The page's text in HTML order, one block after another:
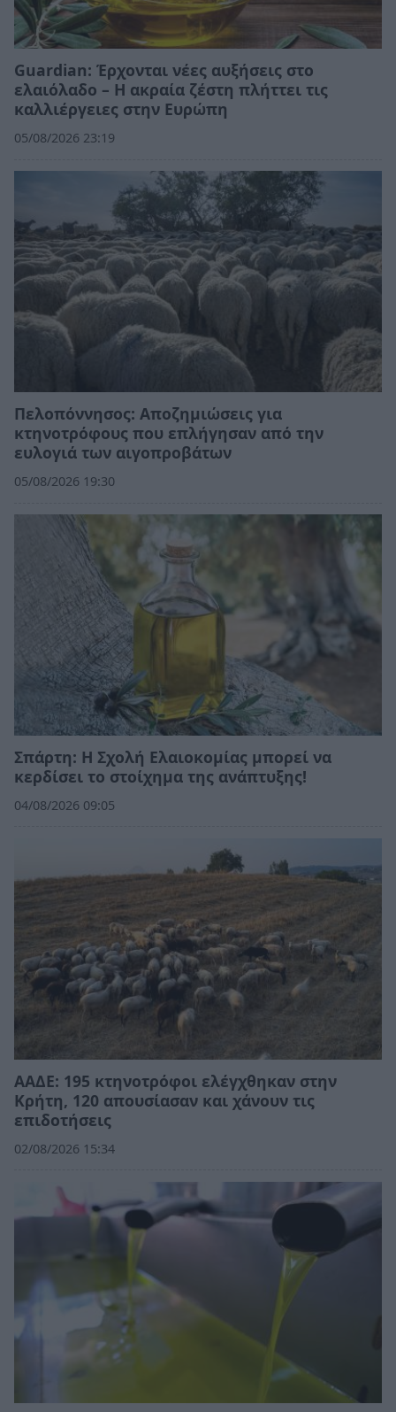
Guardian: Έρχονται νέες αυξήσεις στο
ελαιόλαδο – Η ακραία ζέστη πλήττει τις
καλλιέργειες στην Ευρώπη
05/08/2026 23:19
Πελοπόννησος: Αποζημιώσεις για
κτηνοτρόφους που επλήγησαν από την
ευλογιά των αιγοπροβάτων
05/08/2026 19:30
Σπάρτη: Η Σχολή Ελαιοκομίας μπορεί να
κερδίσει το στοίχημα της ανάπτυξης!
04/08/2026 09:05
ΑΑΔΕ: 195 κτηνοτρόφοι ελέγχθηκαν στην
Κρήτη, 120 απουσίασαν και χάνουν τις
επιδοτήσεις
02/08/2026 15:34